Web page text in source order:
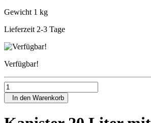
Gewicht 1 kg
Lieferzeit 2-3 Tage
Verfügbar!
In den Warenkorb